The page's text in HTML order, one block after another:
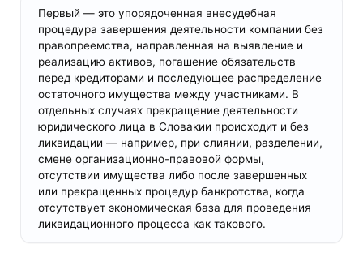
Первый — это упорядоченная внесудебная
процедура завершения деятельности компании без
правопреемства, направленная на выявление и
реализацию активов, погашение обязательств
перед кредиторами и последующее распределение
остаточного имущества между участниками. В
отдельных случаях прекращение деятельности
юридического лица в Словакии происходит и без
ликвидации — например, при слиянии, разделении,
смене организационно-правовой формы,
отсутствии имущества либо после завершенных
или прекращенных процедур банкротства, когда
отсутствует экономическая база для проведения
ликвидационного процесса как такового.